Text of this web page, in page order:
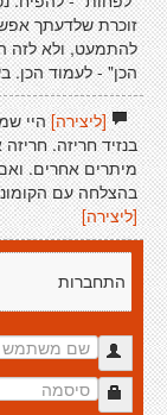
זוכרת שלדעתך
להתמעט, ולא לזה
הכן" - לעמוד הכן.
[ליצירה]היי
בנזיד חריזה.
מיתרים אחרים.
בהצלחה עם
[ליצירה]
התחברות